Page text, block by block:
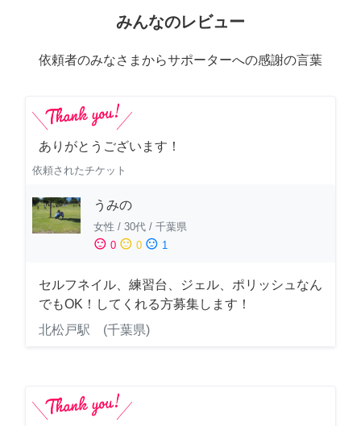
みんなのレビュー
依頼者のみなさまからサポーターへの感謝の言葉
ありがとうございます！
依頼されたチケット
うみの
女性 / 30代 / 千葉県
sentiment_satisfied 0 sentiment_neutral 0 sentiment_dissatisfied 1
セルフネイル、練習台、ジェル、ポリッシュなん
でもOK！してくれる方募集します！
北松戸駅 (千葉県)